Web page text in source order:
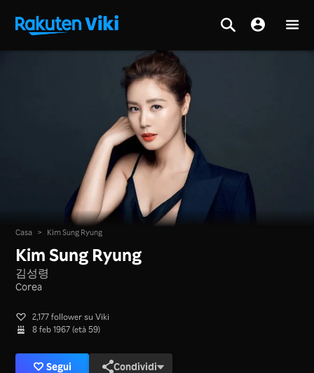
Casa > Kim Sung Ryung
Kim Sung Ryung
김성령
Corea
2,177 follower su Viki
8 feb 1967 (età 59)
Segui Condividi